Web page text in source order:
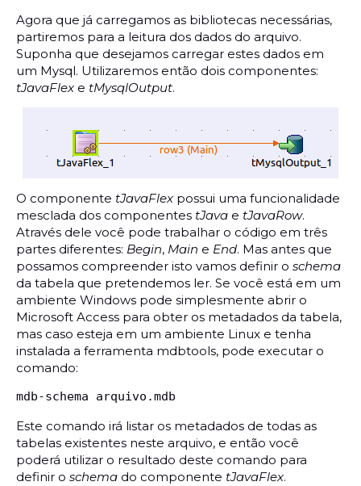
Agora que já carregamos as bibliotecas necessárias,
partiremos para a leitura dos dados do arquivo.
Suponha que desejamos carregar estes dados em
um Mysql. Utilizaremos então dois componentes:
tJavaFlex e tMysqlOutput.
O componente tJavaFlex possui uma funcionalidade
mesclada dos componentes tJava e tJavaRow.
Através dele você pode trabalhar o código em três
partes diferentes: Begin, Main e End. Mas antes que
possamos compreender isto vamos definir o schema
da tabela que pretendemos ler. Se você está em um
ambiente Windows pode simplesmente abrir o
Microsoft Access para obter os metadados da tabela,
mas caso esteja em um ambiente Linux e tenha
instalada a ferramenta mdbtools, pode executar o
comando:
mdb-schema arquivo.mdb
Este comando irá listar os metadados de todas as
tabelas existentes neste arquivo, e então você
poderá utilizar o resultado deste comando para
definir o schema do componente tJavaFlex.